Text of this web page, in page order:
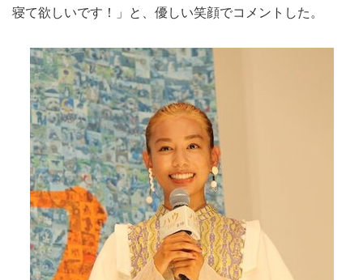
寝て欲しいです！」と、優しい笑顔でコメントした。